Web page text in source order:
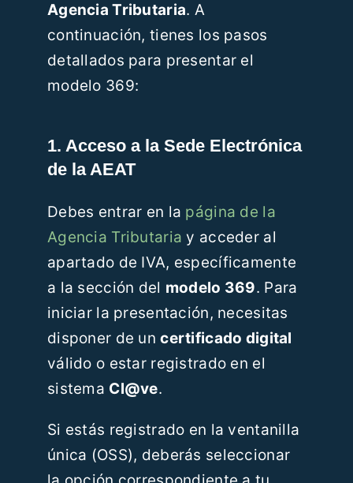
Agencia Tributaria. A
continuación, tienes los pasos
detallados para presentar el
modelo 369:
1. Acceso a la Sede Electrónica
de la AEAT
Debes entrar en la página de la
Agencia Tributaria y acceder al
apartado de IVA, específicamente
a la sección del modelo 369. Para
iniciar la presentación, necesitas
disponer de uncertificado digital
válido o estar registrado en el
sistema Cl@ve.
Si estás registrado en la ventanilla
única (OSS), deberás seleccionar